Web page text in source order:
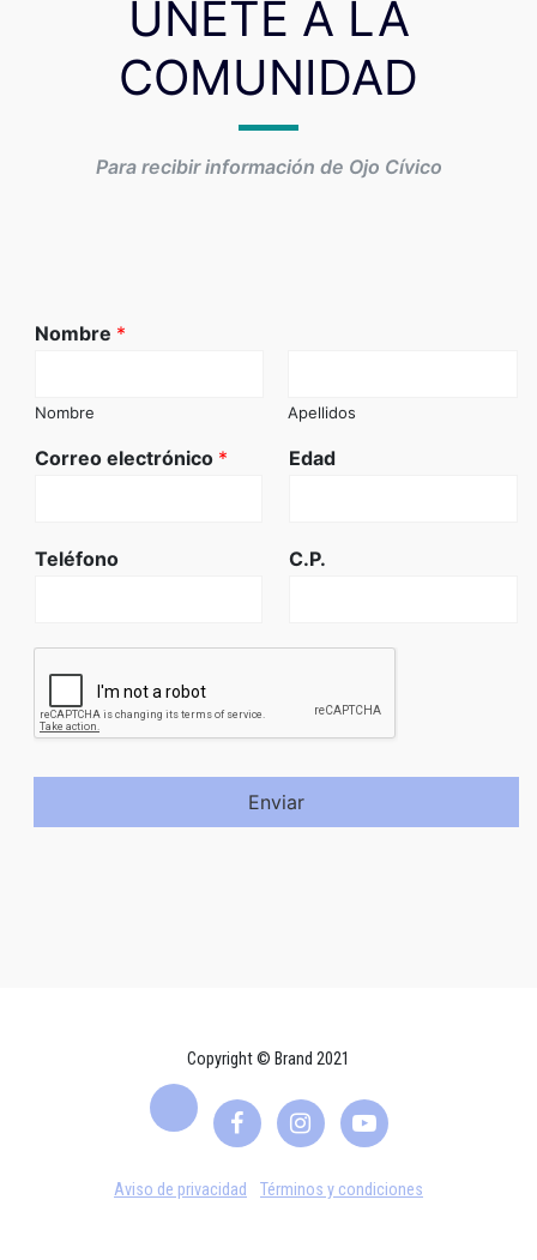
ÚNETE A LA
COMUNIDAD
Para recibir información de Ojo Cívico
Nombre *
Nombre Apellidos
Correo electrónico * Edad
Teléfono C.P.
Enviar
Copyright © Brand 2021
Aviso de privacidad Términos y condiciones